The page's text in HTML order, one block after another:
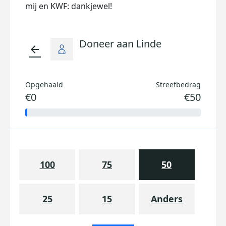
mij en KWF: dankjewel!
arrow_back Doneer aan Linde
Opgehaald
€0
Streefbedrag
€50
100 75 50
25 15 Anders